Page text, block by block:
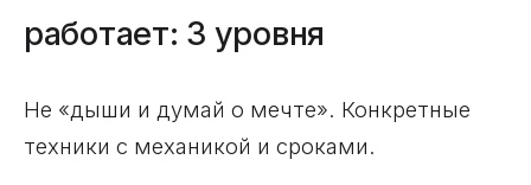
работает: 3 уровня
Не «дыши и думай о мечте». Конкретные
техники с механикой и сроками.